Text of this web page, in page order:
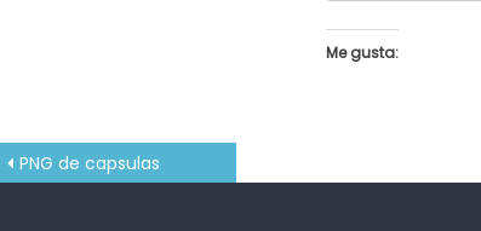
Me gusta:
Navegación
PNG de capsulas